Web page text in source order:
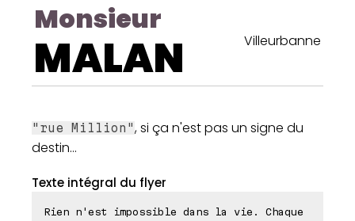
Monsieur
MALAN Villeurbanne
"rue Million", si ça n'est pas un signe du
destin...
Texte intégral du flyer
Rien n'est impossible dans la vie. Chaque